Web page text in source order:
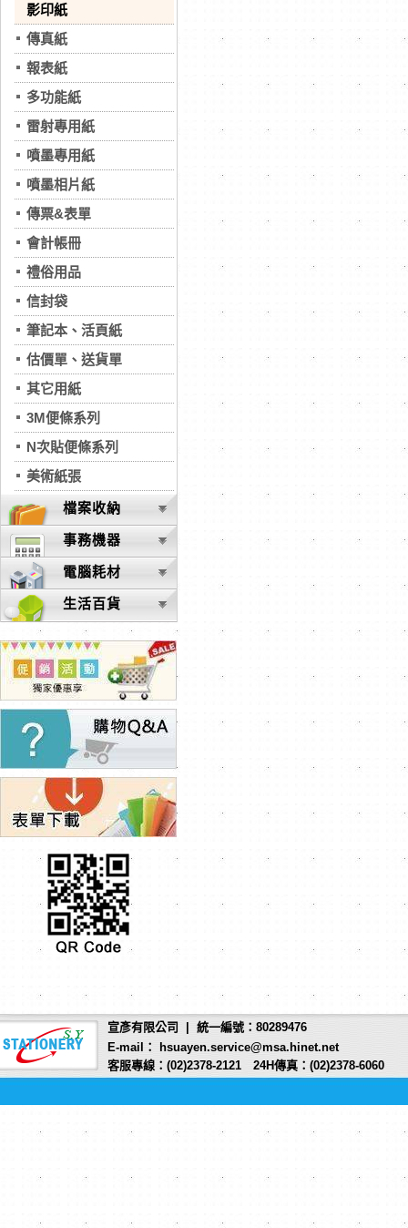
影印紙
傳真紙
報表紙
多功能紙
雷射專用紙
噴墨專用紙
噴墨相片紙
傳票&表單
會計帳冊
禮俗用品
信封袋
筆記本、活頁紙
估價單、送貨單
其它用紙
3M便條系列
N次貼便條系列
美術紙張
檔案收納
事務機器
電腦耗材
生活百貨
宣彥有限公司 | 統一編號：80289476
E-mail： hsuayen.service@msa.hinet.net
客服專線：(02)2378-2121 24H傳真：(02)2378-6060